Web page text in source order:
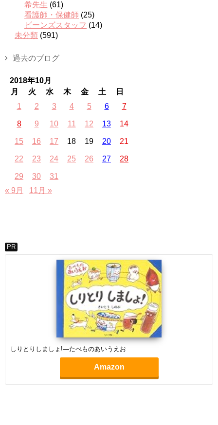
希先生 (61)
看護師・保健師 (25)
ビーンズスタッフ (14)
未分類 (591)
過去のブログ
2018年10月
月
火 水 木 金 土
日
1
2 3 4 5 6 7
8 9 10 11 12 13 14
15 16 17 18 19 20 21
22 23 24 25 26 27 28
29 30
31
« 9月
11月 »
PR
しりとりしましょ!―たべものあいうえお
Amazon